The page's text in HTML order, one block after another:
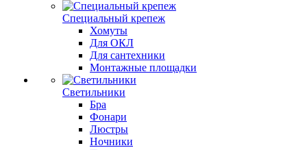
Специальный крепеж
Хомуты
Для ОКЛ
Для сантехники
Монтажные площадки
Светильники
Бра
Фонари
Люстры
Ночники